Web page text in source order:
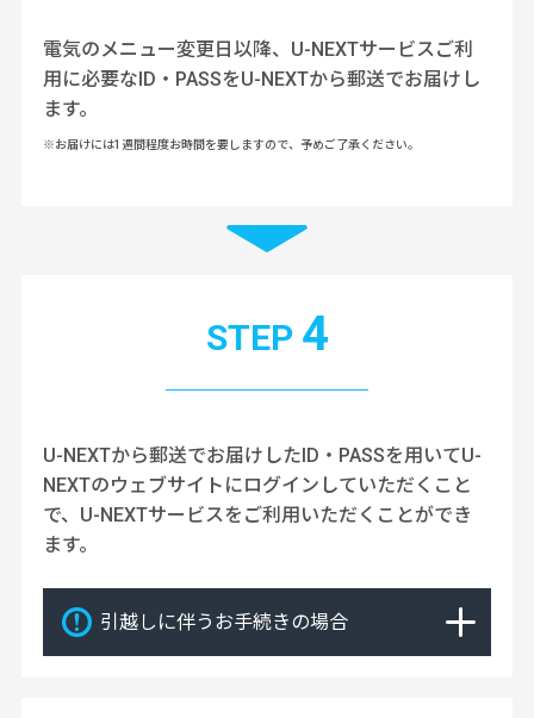
電気のメニュー変更日以降、U-NEXTサービスご利
用に必要なID・PASSをU-NEXTから郵送でお届けし
ます。
※お届けには1週間程度お時間を要しますので、予めご了承ください。
STEP 4
U-NEXTから郵送でお届けしたID・PASSを用いてU-
NEXTのウェブサイトにログインしていただくこと
で、 U-NEXTサービスをご利用いただくことができ
ます。
引越しに伴うお手続きの場合